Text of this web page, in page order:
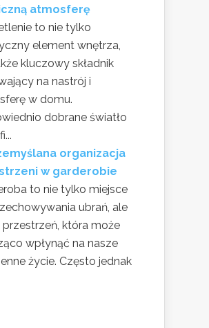
atmosferę
to nie tylko
element wnętrza,
kluczowy składnik
na nastrój i
w domu.
dobrane światło
organizacja
w garderobie
to nie tylko miejsce
ubrań, ale
przestrzeń, która może
wpłynąć na nasze
życie. Często jednak